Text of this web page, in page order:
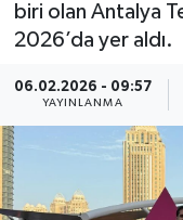
biri olan Antalya
2026’da yer aldı.
06.02.2026 - 09:57
YAYINLANMA
Genel
Görüntülü
Güncel
Tüm Manşetler
Son Dakika
Haber Arşivi